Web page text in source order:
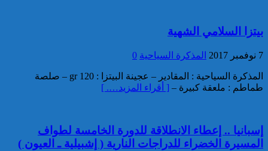
إجهاض عملية للتهريب الدولي
بيتزا السلامي الشهية
7 نوفمبر 2017 المذكرة السياحية 0
المذكرة السياحية : المقادير – عجينة البيتزا : 120 gr – صلصة
طماطم : ملعقة كبيرة – [ أقراء المزيد…. ]
إسبانيا .. إعطاء الانطلاقة للدورة الخامسة لطواف
المسيرة الخضراء للدراجات النارية ( إشبيلية ـ العيون )